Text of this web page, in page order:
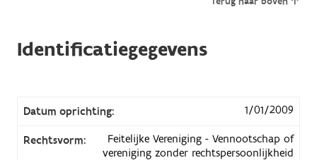
Identificatiegegevens
Datum oprichting: 1/01/2009
Rechtsvorm:
Feitelijke Vereniging - Vennootschap of
vereniging zonder rechtspersoonlijkheid